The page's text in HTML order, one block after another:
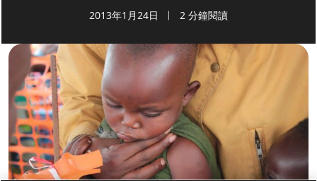
2013年1月24日 2 分鐘閱讀